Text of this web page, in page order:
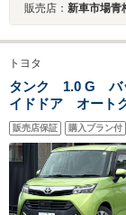
販売店： 新車市場青
トヨタ
タンク 1.0 G バ
イドドア オート
ー アイドリング
ット ウォークス
安全ボディ
販売店保証 購入プラン付